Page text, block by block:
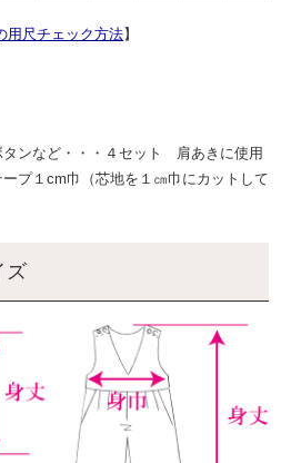
用尺チェック方法】
ンなど・・・４セット 肩あきに使用
プ１cm巾（芯地を１㎝巾にカットして
ズ